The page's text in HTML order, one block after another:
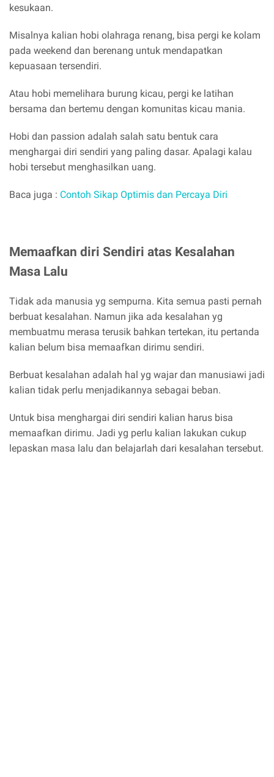
kesukaan.
Misalnya kalian hobi olahraga renang, bisa pergi ke kolam
pada weekend dan berenang untuk mendapatkan
kepuasaan tersendiri.
Atau hobi memelihara burung kicau, pergi ke latihan
bersama dan bertemu dengan komunitas kicau mania.
Hobi dan passion adalah salah satu bentuk cara
menghargai diri sendiri yang paling dasar. Apalagi kalau
hobi tersebut menghasilkan uang.
Baca juga : Contoh Sikap Optimis dan Percaya Diri
Memaafkan diri Sendiri atas Kesalahan
Masa Lalu
Tidak ada manusia yg sempurna. Kita semua pasti pernah
berbuat kesalahan. Namun jika ada kesalahan yg
membuatmu merasa terusik bahkan tertekan, itu pertanda
kalian belum bisa memaafkan dirimu sendiri.
Berbuat kesalahan adalah hal yg wajar dan manusiawi jadi
kalian tidak perlu menjadikannya sebagai beban.
Untuk bisa menghargai diri sendiri kalian harus bisa
memaafkan dirimu. Jadi yg perlu kalian lakukan cukup
lepaskan masa lalu dan belajarlah dari kesalahan tersebut.